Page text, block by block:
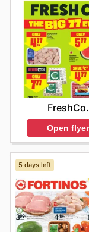
FreshCo.
Open flyer
5 days left